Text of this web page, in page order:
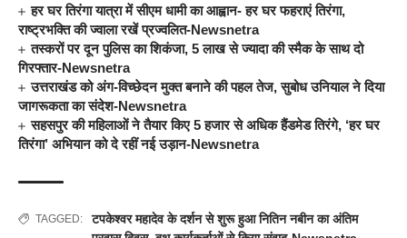
हर घर तिरंगा यात्रा में सीएम धामी का आह्वान- हर घर फहराएं तिरंगा,
राष्ट्रभक्ति की ज्वाला रखें प्रज्वलित-Newsnetra
तस्करों पर दून पुलिस का शिकंजा, 5 लाख से ज्यादा की स्मैक के साथ दो
गिरफ्तार-Newsnetra
उत्तराखंड को अंग-विच्छेदन मुक्त बनाने की पहल तेज, सुबोध उनियाल ने दिया
जागरूकता का संदेश-Newsnetra
सहसपुर की महिलाओं ने तैयार किए 5 हजार से अधिक हैंडमेड तिरंगे, ‘हर घर
तिरंगा’ अभियान को दे रहीं नई उड़ान-Newsnetra
TAGGED:
टपकेश्वर महादेव के दर्शन से शुरू हुआ नितिन नबीन का अंतिम